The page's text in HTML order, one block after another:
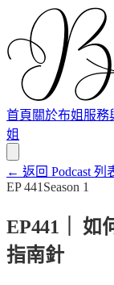
首頁 關於布姐 服務
姐
← 返回 Podcast 列
EP441 Season 1
EP441｜ 如
指南針